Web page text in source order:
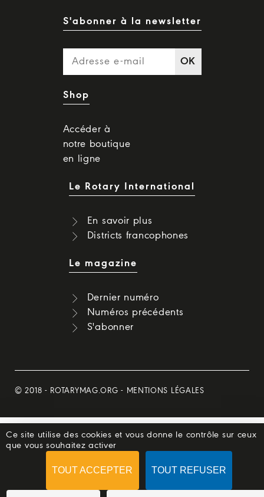
S'abonner à la newsletter
OK
Shop
Accéder à
notre boutique
en ligne
Le Rotary International
En savoir plus
Districts francophones
Le magazine
Dernier numéro
Numéros précédents
S'abonner
© 2018 - ROTARYMAG.ORG - MENTIONS LÉGALES
Ce site utilise des cookies et vous donne le contrôle sur ceux
que vous souhaitez activer
TOUT ACCEPTER TOUT REFUSER